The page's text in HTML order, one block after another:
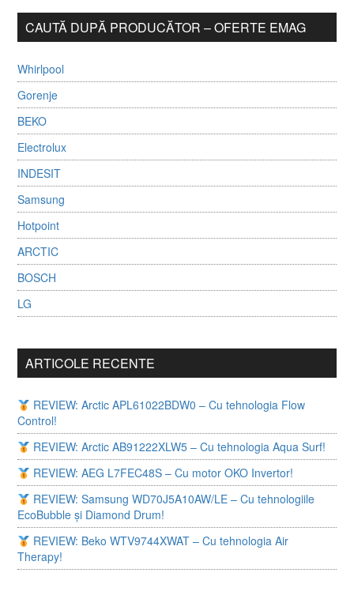
CAUTĂ DUPĂ PRODUCĂTOR – OFERTE EMAG
Whirlpool
Gorenje
BEKO
Electrolux
INDESIT
Samsung
Hotpoint
ARCTIC
BOSCH
LG
ARTICOLE RECENTE
REVIEW: Arctic APL61022BDW0 – Cu tehnologia Flow
Control!
REVIEW: Arctic AB91222XLW5 – Cu tehnologia Aqua Surf!
REVIEW: AEG L7FEC48S – Cu motor OKO Invertor!
REVIEW: Samsung WD70J5A10AW/LE – Cu tehnologiile
EcoBubble și Diamond Drum!
REVIEW: Beko WTV9744XWAT – Cu tehnologia Air
Therapy!